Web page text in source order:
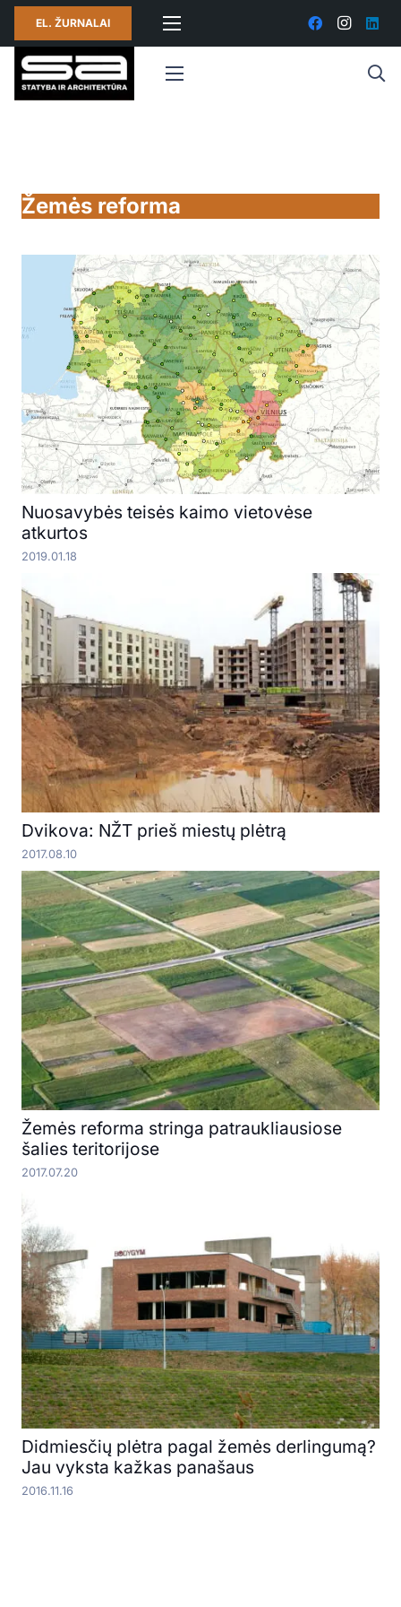
EL. ŽURNALAI
Žemės reforma
Nuosavybės teisės kaimo vietovėse
atkurtos
2019.01.18
Dvikova: NŽT prieš miestų plėtrą
2017.08.10
Žemės reforma stringa patraukliausiose
šalies teritorijose
2017.07.20
Didmiesčių plėtra pagal žemės derlingumą?
Jau vyksta kažkas panašaus
2016.11.16